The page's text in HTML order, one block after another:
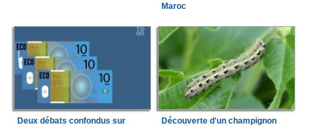
Maroc
Deux débats confondus sur
Découverte d'un champignon